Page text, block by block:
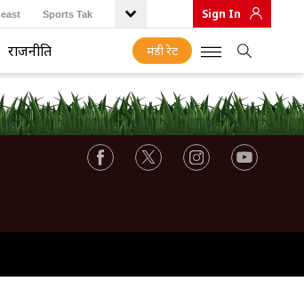
Sports Tak Sign In
राजनीति मंडी रेट